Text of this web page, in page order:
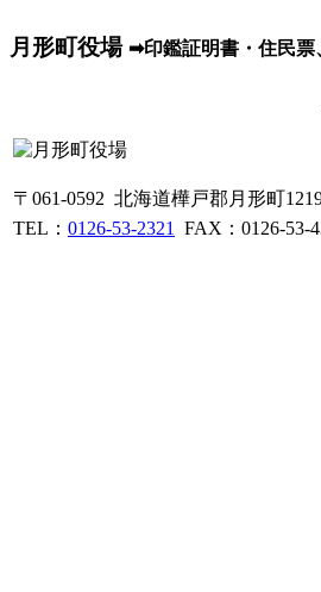
月形町役場 ➡印鑑証明書・住民票
〒061-0592 北海道樺戸郡月形町
TEL： 0126-53-2321 FAX：0126-53-